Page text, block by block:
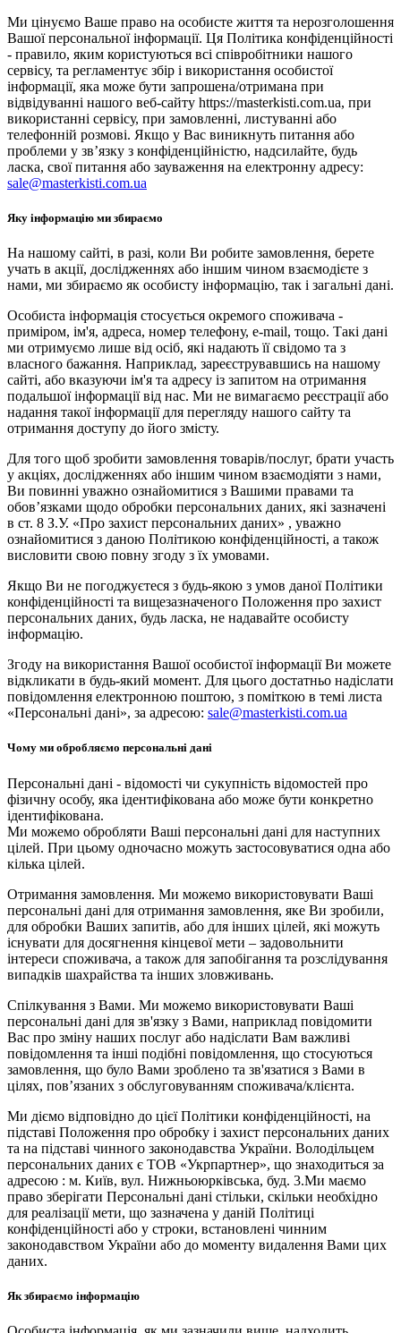
Ми цінуємо Ваше право на особисте життя та нерозголошення
Вашої персональної інформації. Ця Політика конфіденційності
- правило, яким користуються всі співробітники нашого
сервісу, та регламентує збір і використання особистої
інформації, яка може бути запрошена/отримана при
відвідуванні нашого веб-сайту https://masterkisti.com.ua, при
використанні сервісу, при замовленні, листуванні або
телефонній розмові. Якщо у Вас виникнуть питання або
проблеми у зв’язку з конфіденційністю, надсилайте, будь
ласка, свої питання або зауваження на електронну адресу:
sale@masterkisti.com.ua
Яку інформацію ми збираємо
На нашому сайті, в разі, коли Ви робите замовлення, берете
учать в акції, дослідженнях або іншим чином взаємодієте з
нами, ми збираємо як особисту інформацію, так і загальні дані.
Особиста інформація стосується окремого споживача -
приміром, ім'я, адреса, номер телефону, e-mail, тощо. Такі дані
ми отримуємо лише від осіб, які надають її свідомо та з
власного бажання. Наприклад, зареєструвавшись на нашому
сайті, або вказуючи ім'я та адресу із запитом на отримання
подальшої інформації від нас. Ми не вимагаємо реєстрації або
надання такої інформації для перегляду нашого сайту та
отримання доступу до його змісту.
Для того щоб зробити замовлення товарів/послуг, брати участь
у акціях, дослідженнях або іншим чином взаємодіяти з нами,
Ви повинні уважно ознайомитися з Вашими правами та
обов’язками щодо обробки персональних даних, які зазначені
в ст. 8 З.У. «Про захист персональних даних» , уважно
ознайомитися з даною Політикою конфіденційності, а також
висловити свою повну згоду з їх умовами.
Якщо Ви не погоджуєтеся з будь-якою з умов даної Політики
конфіденційності та вищезазначеного Положення про захист
персональних даних, будь ласка, не надавайте особисту
інформацію.
Згоду на використання Вашої особистої інформації Ви можете
відкликати в будь-який момент. Для цього достатньо надіслати
повідомлення електронною поштою, з поміткою в темі листа
«Персональні дані», за адресою: sale@masterkisti.com.ua
Чому ми обробляємо персональні дані
Персональні дані - відомості чи сукупність відомостей про
фізичну особу, яка ідентифікована або може бути конкретно
ідентифікована.
Ми можемо обробляти Ваші персональні дані для наступних
цілей. При цьому одночасно можуть застосовуватися одна або
кілька цілей.
Отримання замовлення. Ми можемо використовувати Ваші
персональні дані для отримання замовлення, яке Ви зробили,
для обробки Ваших запитів, або для інших цілей, які можуть
існувати для досягнення кінцевої мети – задовольнити
інтереси споживача, а також для запобігання та розслідування
випадків шахрайства та інших зловживань.
Спілкування з Вами. Ми можемо використовувати Ваші
персональні дані для зв'язку з Вами, наприклад повідомити
Вас про зміну наших послуг або надіслати Вам важливі
повідомлення та інші подібні повідомлення, що стосуються
замовлення, що було Вами зроблено та зв'язатися з Вами в
цілях, пов’язаних з обслуговуванням споживача/клієнта.
Ми діємо відповідно до цієї Політики конфіденційності, на
підставі Положення про обробку і захист персональних даних
та на підставі чинного законодавства України. Володільцем
персональних даних є ТОВ «Укрпартнер», що знаходиться за
адресою : м. Київ, вул. Нижньоюркiвська, буд. 3.Ми маємо
право зберігати Персональні дані стільки, скільки необхідно
для реалізації мети, що зазначена у даній Політиці
конфіденційності або у строки, встановлені чинним
законодавством України або до моменту видалення Вами цих
даних.
Як збираємо інформацію